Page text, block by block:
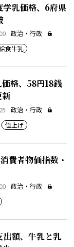
乳価格、6府県
政治・行政
食牛乳
格、58円18銭
政治・行政
値上げ
費者物価指数・
政治・行政
額、牛乳と乳